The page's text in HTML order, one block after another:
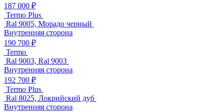
187 000 ₽
Termo Plus
Ral 9005, Морадо черный
Внутренняя сторона
190 700 ₽
Termo
Ral 9003, Ral 9003
Внутренняя сторона
192 700 ₽
Termo Plus
Ral 8025, Локрийский дуб
Внутренняя сторона